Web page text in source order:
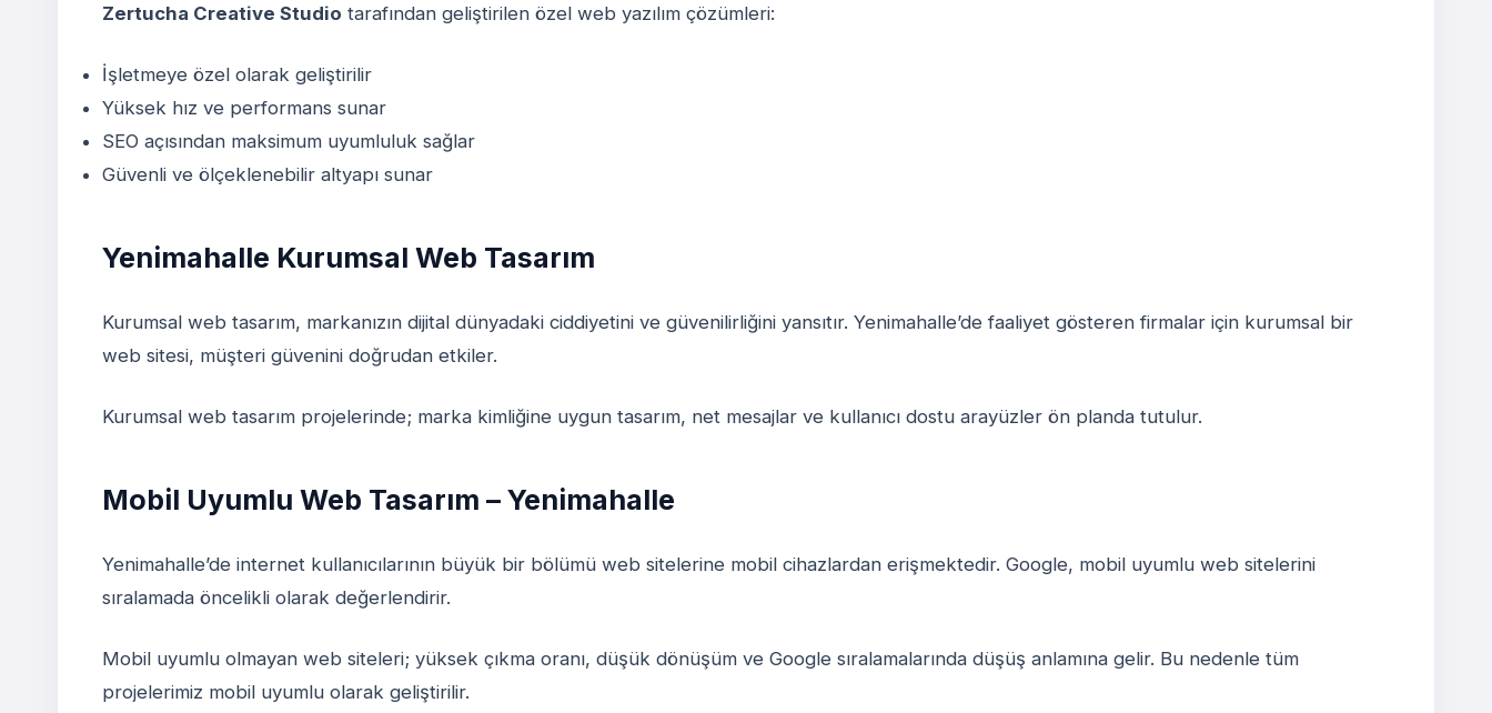
Zertucha Creative Studio tarafından geliştirilen özel web yazılım çözümleri:
İşletmeye özel olarak geliştirilir
Yüksek hız ve performans sunar
SEO açısından maksimum uyumluluk sağlar
Güvenli ve ölçeklenebilir altyapı sunar
Yenimahalle Kurumsal Web Tasarım
Kurumsal web tasarım, markanızın dijital dünyadaki ciddiyetini ve güvenilirliğini yansıtır. Yenimahalle’de faaliyet gösteren firmalar için kurumsal bir
web sitesi, müşteri güvenini doğrudan etkiler.
Kurumsal web tasarım projelerinde; marka kimliğine uygun tasarım, net mesajlar ve kullanıcı dostu arayüzler ön planda tutulur.
Mobil Uyumlu Web Tasarım – Yenimahalle
Yenimahalle’de internet kullanıcılarının büyük bir bölümü web sitelerine mobil cihazlardan erişmektedir. Google, mobil uyumlu web sitelerini
sıralamada öncelikli olarak değerlendirir.
Mobil uyumlu olmayan web siteleri; yüksek çıkma oranı, düşük dönüşüm ve Google sıralamalarında düşüş anlamına gelir. Bu nedenle tüm
projelerimiz mobil uyumlu olarak geliştirilir.